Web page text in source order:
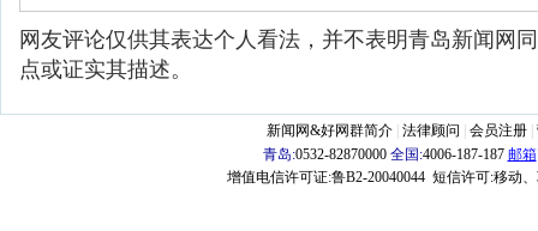
网友评论仅供其表达个人看法，并不表明青岛新闻网
点或证实其描述。